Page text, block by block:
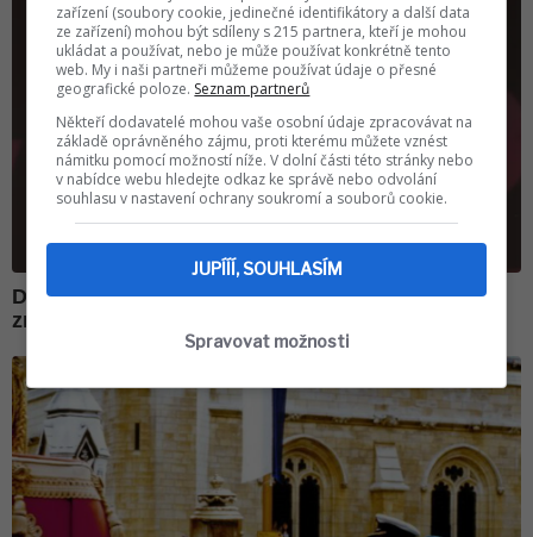
zařízení (soubory cookie, jedinečné identifikátory a další data
ze zařízení) mohou být sdíleny s 215 partnera, kteří je mohou
ukládat a používat, nebo je může používat konkrétně tento
web. My i naši partneři můžeme používat údaje o přesné
geografické poloze. Seznam partnerů
Někteří dodavatelé mohou vaše osobní údaje zpracovávat na
základě oprávněného zájmu, proti kterému můžete vznést
námitku pomocí možností níže. V dolní části této stránky nebo
v nabídce webu hledejte odkaz ke správě nebo odvolání
souhlasu v nastavení ochrany soukromí a souborů cookie.
JUPÍÍÍ, SOUHLASÍM
Spravovat možnosti